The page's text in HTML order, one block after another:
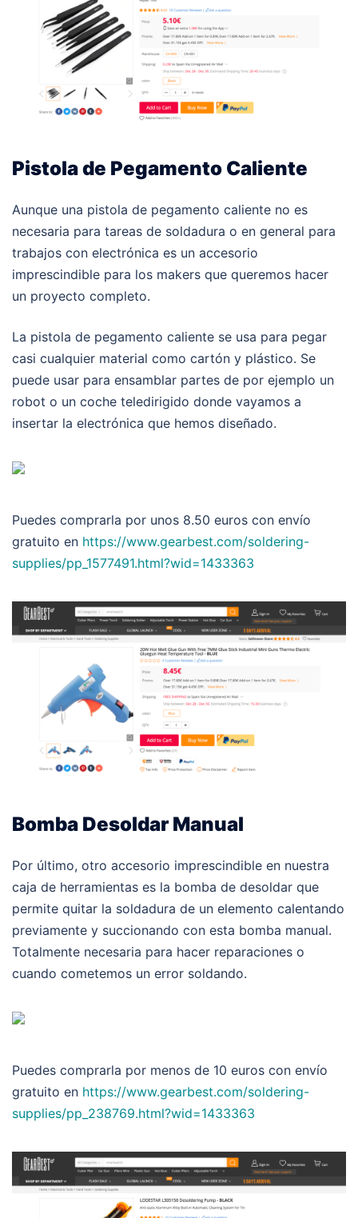
Pistola de Pegamento Caliente
Aunque una pistola de pegamento caliente no es
necesaria para tareas de soldadura o en general para
trabajos con electrónica es un accesorio
imprescindible para los makers que queremos hacer
un proyecto completo.
La pistola de pegamento caliente se usa para pegar
casi cualquier material como cartón y plástico. Se
puede usar para ensamblar partes de por ejemplo un
robot o un coche teledirigido donde vayamos a
insertar la electrónica que hemos diseñado.
Puedes comprarla por unos 8.50 euros con envío
gratuito en https://www.gearbest.com/soldering-
supplies/pp_1577491.html?wid=1433363
Bomba Desoldar Manual
Por último, otro accesorio imprescindible en nuestra
caja de herramientas es la bomba de desoldar que
permite quitar la soldadura de un elemento calentando
previamente y succionando con esta bomba manual.
Totalmente necesaria para hacer reparaciones o
cuando cometemos un error soldando.
Puedes comprarla por menos de 10 euros con envío
gratuito en https://www.gearbest.com/soldering-
supplies/pp_238769.html?wid=1433363